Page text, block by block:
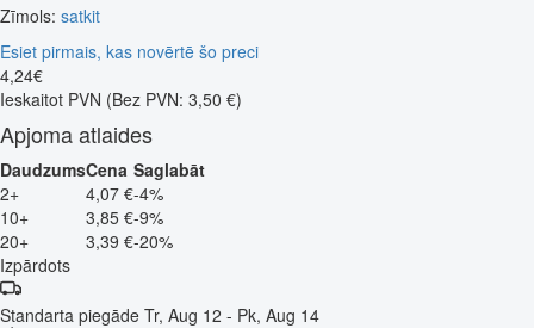
Zīmols: satkit
Esiet pirmais, kas novērtē šo preci
4,24€
Ieskaitot PVN (Bez PVN: 3,50 €)
Apjoma atlaides
DaudzumsCena Saglabāt
2+
4,07 €-4%
10+
3,85 €-9%
20+
3,39 €-20%
Izpārdots
Standarta piegāde Tr, Aug 12 - Pk, Aug 14